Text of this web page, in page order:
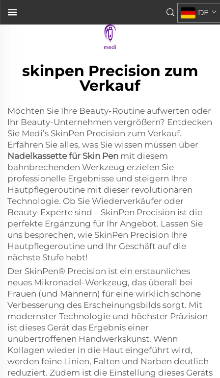
DE
skinpen Precision zum
Verkauf
Möchten Sie Ihre Beauty-Routine aufwerten oder
Ihr Beauty-Unternehmen vergrößern? Entdecken
Sie Medi’s SkinPen Precision zum Verkauf.
Erfahren Sie alles, was Sie wissen müssen über
Nadelkassette für Skin Pen mit diesem
bahnbrechenden Werkzeug erzielen Sie
professionelle Ergebnisse und steigern Ihre
Hautpflegeroutine mit dieser revolutionären
Technologie. Ob Sie Wiederverkäufer oder
Beauty-Experte sind – SkinPen Precision ist die
perfekte Ergänzung für Ihr Angebot. Lassen Sie
uns besprechen, wie SkinPen Precision Ihre
Hautpflegeroutine und Ihr Geschäft auf die
nächste Stufe hebt!
Der SkinPen® Precision ist ein erstaunliches
neues Mikronadel-Werkzeug, das überall bei
Frauen (und Männern) für eine wirklich schöne
Verbesserung des Erscheinungsbilds sorgt. Mit
modernster Technologie und höchster Präzision
ist dieses Gerät das Ergebnis einer
unübertroffenen Handwerkskunst. Wenn
Kollagen wieder in die Haut eingeführt wird,
werden feine Linien, Falten und Narben deutlich
reduziert. Zudem ist die Einstellung dieses Geräts